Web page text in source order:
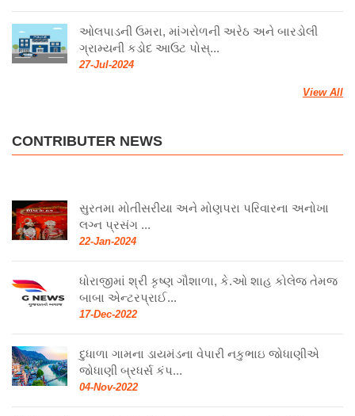
ઓલપાડની ઉમરા, માંગરોળની અરેઠ અને બારડોલી
ગ્રામ્યની કડોદ આઉટ પોસ્...
27-Jul-2024
View All
CONTRIBUTER NEWS
સુરતમા મોતીસરીયા અને મોણપરા પરિવારના અનોખા
લગ્ન પ્રસંગ ...
22-Jan-2024
ધોરાજીમાં શ્રી કૃષ્ણ ગૌશાળા, કે.ઓ શાહ કોલેજ તેમજ
બાબા એન્ટરપ્રાઈ...
17-Dec-2022
દુધાળા ગામના ડાયમંડના વેપારી નકુભાઇ જોધાણીએ
જોધાણી બ્રધર્સ કંપ...
04-Nov-2022